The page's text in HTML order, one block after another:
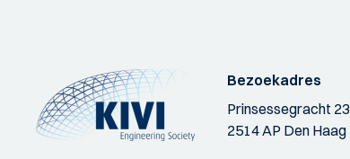
Bezoekadres
Prinsessegracht 23
2514 AP Den Haag